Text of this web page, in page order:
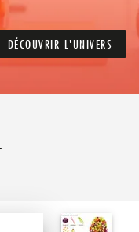
DÉCOUVRIR L'UNIVERS